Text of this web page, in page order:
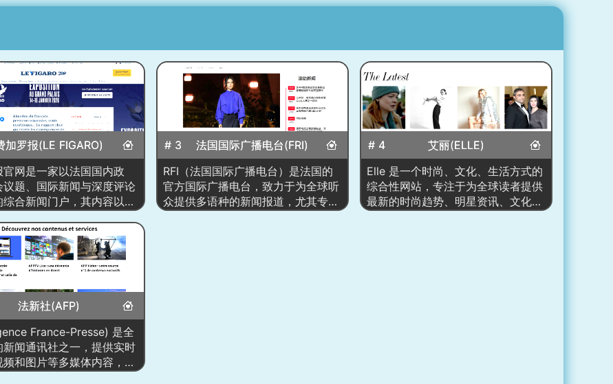
加罗报(LE FIGARO)
官网是一家以法国国内政
议题、国际新闻与深度评论
综合新闻门户，其内容以严
，全面呈现法国社会的热点
论焦点。首页布局紧凑，以
与焦点新闻为页面核心，右
时快讯模块，形成“深度+快
阅读体验。网站覆盖政
、社会、文化、科技、观点
类内容，是法国最具影响力
之一，在公共讨论与政策
有重要话语权。
# 3
法国国际广播电台(FRI)
RFI（法国国际广播电台）是法国的
官方国际广播电台，致力于为全球听
众提供多语种的新闻报道，尤其专注
# 4
艾丽(ELLE)
Elle 是一个时尚、文化、生活方式的
综合性网站，专注于为全球读者提供
最新的时尚趋势、明星资讯、文化活
法新社(AFP)
France-Presse) 是全
新闻通讯社之一，提供实时
频和图片等多媒体内容，涵